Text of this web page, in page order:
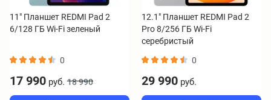
11" Планшет REDMI Pad 2
6/128 ГБ Wi-Fi зеленый
0
17 990 руб. 18 990
12.1" Планшет REDMI Pad 2
Pro 8/256 ГБ Wi-Fi
серебристый
0
29 990 руб.